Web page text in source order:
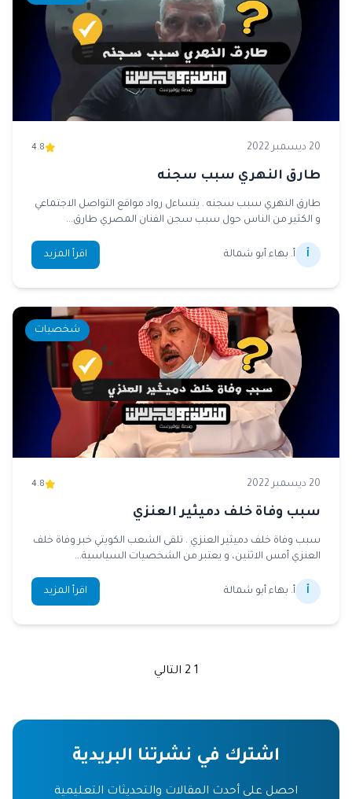
20 ديسمبر 2022 4.8
طارق النهري سبب سجنه
طارق النهري سبب سجنه . يتساءل رواد مواقع التواصل الاجتماعي
و الكثير من الناس حول سبب سجن الفنان المصري طارق...
أ أ. بهاء أبو شمالة اقرأ المزيد
شخصيات
20 ديسمبر 2022 4.8
سبب وفاة خلف دميثير العنزي
سبب وفاة خلف دميثير العنزي . تلقى الشعب الكويتي خبر وفاة خلف
العنزي أمس الاثنين، و يعتبر من الشخصيات السياسية...
أ أ. بهاء أبو شمالة اقرأ المزيد
1
2 التالي
اشترك في نشرتنا البريدية
احصل على أحدث المقالات والتحديثات التعليمية